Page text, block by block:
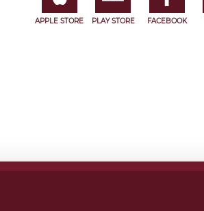
APPLE STORE PLAY STORE FACEBOOK